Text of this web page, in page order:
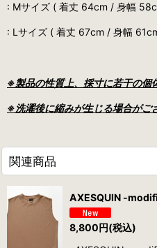
: Mサイズ ( 着丈 64cm / 身幅
: Lサイズ ( 着丈 67cm / 身幅
※製品の性質上、採寸に若干の個
※洗濯後に縮みが生じる場合がご
関連商品
AXESQUIN -
8,800円(税込)